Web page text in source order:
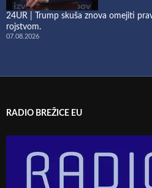
24UR | Trump skuša znova omejiti
rojstvom.
07.08.2026
RADIO BREŽICE EU